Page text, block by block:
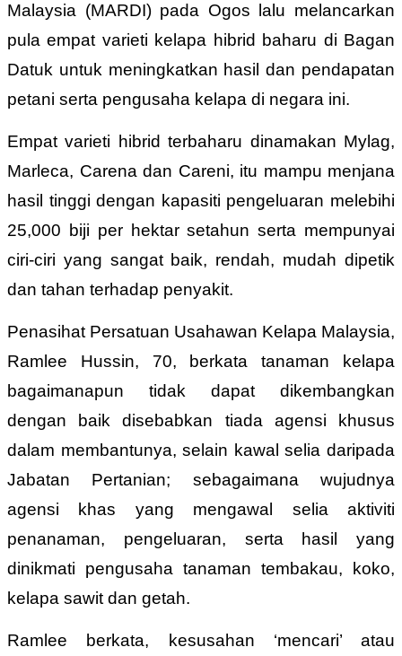
Malaysia (MARDI) pada Ogos lalu melancarkan
pula empat varieti kelapa hibrid baharu di Bagan
Datuk untuk meningkatkan hasil dan pendapatan
petani serta pengusaha kelapa di negara ini.
Empat varieti hibrid terbaharu dinamakan Mylag,
Marleca, Carena dan Careni, itu mampu menjana
hasil tinggi dengan kapasiti pengeluaran melebihi
25,000 biji per hektar setahun serta mempunyai
ciri-ciri yang sangat baik, rendah, mudah dipetik
dan tahan terhadap penyakit.
Penasihat Persatuan Usahawan Kelapa Malaysia,
Ramlee Hussin, 70, berkata tanaman kelapa
bagaimanapun tidak dapat dikembangkan
dengan baik disebabkan tiada agensi khusus
dalam membantunya, selain kawal selia daripada
Jabatan Pertanian; sebagaimana wujudnya
agensi khas yang mengawal selia aktiviti
penanaman, pengeluaran, serta hasil yang
dinikmati pengusaha tanaman tembakau, koko,
kelapa sawit dan getah.
Ramlee berkata, kesusahan ‘mencari’ atau